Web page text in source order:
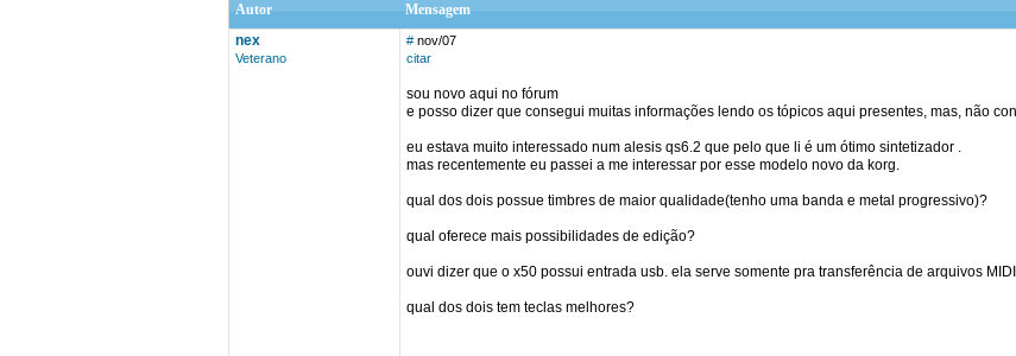
Autor
Mensagem
nex
Veterano
# nov/07
citar
sou novo aqui no fórum
e posso dizer que consegui muitas informações lendo os tópicos aqui presentes, mas, não
eu estava muito interessado num alesis qs6.2 que pelo que li é um ótimo sintetizador .
mas recentemente eu passei a me interessar por esse modelo novo da korg.
qual dos dois possue timbres de maior qualidade(tenho uma banda e metal progressivo)?
qual oferece mais possibilidades de edição?
ouvi dizer que o x50 possui entrada usb. ela serve somente pra transferência de arquivos
qual dos dois tem teclas melhores?